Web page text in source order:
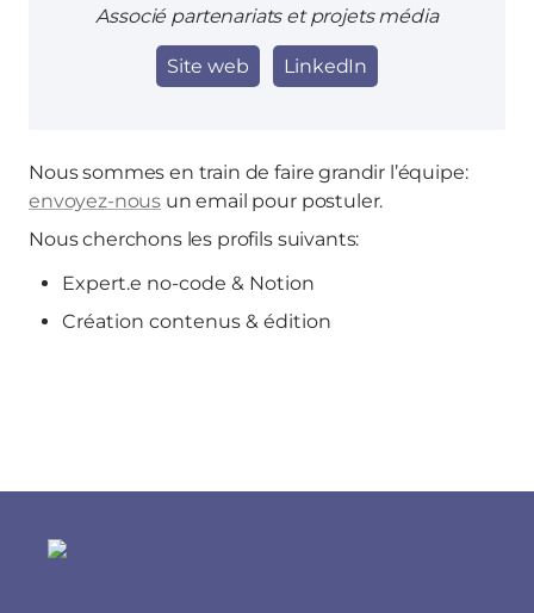
Associé partenariats et projets média
Site web LinkedIn
Nous sommes en train de faire grandir l’équipe:
envoyez-nous un email pour postuler.
Nous cherchons les profils suivants:
Expert.e no-code & Notion
Création contenus & édition